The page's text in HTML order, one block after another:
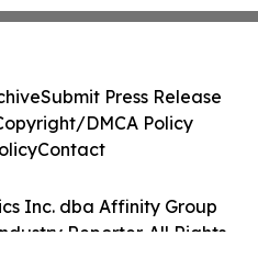
Inc. dba Affinity Group
Reporter. All Rights
Submit Press Release
DMCA Policy
Contact